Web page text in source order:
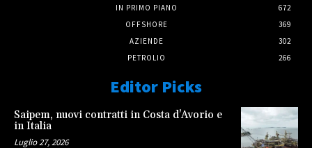
IN PRIMO PIANO
672
OFFSHORE
369
AZIENDE
302
PETROLIO
266
Editor Picks
Saipem, nuovi contratti in Costa d’Avorio e
in Italia
Luglio 27, 2026